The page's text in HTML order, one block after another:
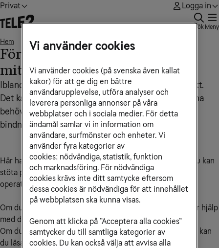
Privat Logga in
Sök Meny
Hem • • • Förhinder vid nummerflytt av mitt mobilnummer
Förhinder vid nummerflytt av
mitt mobilnummer
Ibland går det inte att flytta ett mobilnummer direkt.
Det kan bero på olika saker, som att ägaruppgifterna
behöver uppdateras eller saknas eller att det finns
bindningstid kvar på abonnemanget.
Här har vi samlat information om de vanligaste hindren du kan
stöta på när du vill flytta ditt mobilnummer från en annan
operatör till Tele2.
Om du saknar någon information och fortfarande behöver hjälp
med din nummerflytt, kontaktar du vårkundservice.
Om du har fel nummer på iMessage efter en nummerflytt kan
du läsa mer om hur du löser det i Tillval och guider
Vi använder cookies
Vi använder cookies (på svenska även kallat
kakor) för att ge dig en bättre
användarupplevelse, utföra analyser och
leverera personliga annonser på våra
webbplatser och i sociala medier. För detta
ändamål samlar vi in information om
användare, surfmönster och enheter. Vi
använder fyra kategorier av
cookies: nödvändiga, statistik, funktion
och marknadsföring. För nödvändiga
cookies krävs inte ditt samtycke eftersom
dessa cookies är nödvändiga för att innehållet
på webbplatsen ska kunna visas.
Genom att klicka på ”Acceptera alla cookies”
samtycker du till samtliga kategorier av
cookies. Du kan också välja att avvisa alla